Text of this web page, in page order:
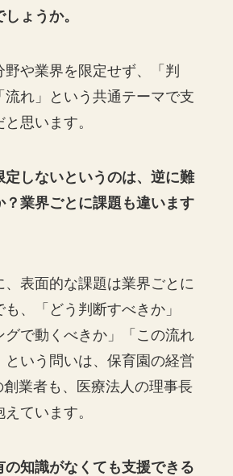
ょうか。
野や業界を限定せず、「判
流れ」という共通テーマで支
思います。
定しないというのは、逆に難
？業界ごとに課題も違います
、表面的な課題は業界ごとに
、「どう判断すべきか」
グで動くべきか」「この流れ
という問いは、保育園の経営
業者も、医療法人の理事長
ています。
の知識がなくても支援できる